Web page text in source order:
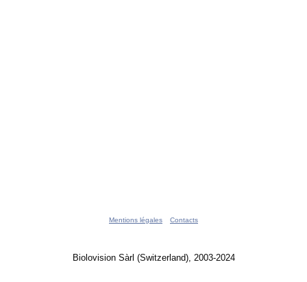
Mentions légales Contacts
Biolovision Sàrl (Switzerland), 2003-2024